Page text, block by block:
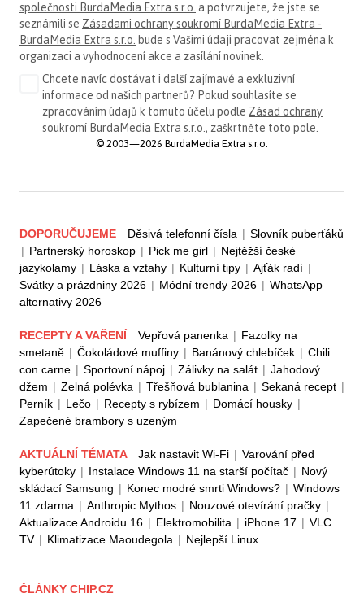
společnosti BurdaMedia Extra s.r.o. a potvrzujete, že jste se
seznámili se Zásadami ochrany soukromí BurdaMedia Extra -
BurdaMedia Extra s.r.o. bude s Vašimi údaji pracovat zejména k
organizaci a vyhodnocení akce a zasílání novinek.
Chcete navíc dostávat i další zajímavé a exkluzivní
informace od našich partnerů? Pokud souhlasíte se
zpracováním údajů k tomuto účelu podle Zásad ochrany
soukromí BurdaMedia Extra s.r.o., zaškrtněte toto pole.
© 2003—2026 BurdaMedia Extra s.r.o.
DOPORUČUJEME Děsivá telefonní čísla | Slovník puberťáků
| Partnerský horoskop | Pick me girl | Nejtěžší české
jazykolamy | Láska a vztahy | Kulturní tipy | Ajťák radí |
Svátky a prázdniny 2026 | Módní trendy 2026 | WhatsApp
alternativy 2026
RECEPTY A VAŘENÍ Vepřová panenka | Fazolky na
smetaně | Čokoládové muffiny | Banánový chlebíček | Chili
con carne | Sportovní nápoj | Zálivky na salát | Jahodový
džem | Zelná polévka | Třešňová bublanina | Sekaná recept |
Perník | Lečo | Recepty s rybízem | Domácí housky |
Zapečené brambory s uzeným
AKTUÁLNÍ TÉMATA Jak nastavit Wi-Fi | Varování před
kyberútoky | Instalace Windows 11 na starší počítač | Nový
skládací Samsung | Konec modré smrti Windows? | Windows
11 zdarma | Anthropic Mythos | Nouzové otevírání pračky |
Aktualizace Androidu 16 | Elektromobilita | iPhone 17 | VLC
TV | Klimatizace Maoudegola | Nejlepší Linux
ČLÁNKY CHIP.CZ